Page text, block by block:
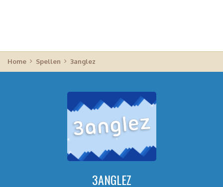
Home Spellen 3anglez
3ANGLEZ